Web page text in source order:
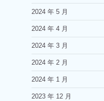
2024 年 5 月
2024 年 4 月
2024 年 3 月
2024 年 2 月
2024 年 1 月
2023 年 12 月